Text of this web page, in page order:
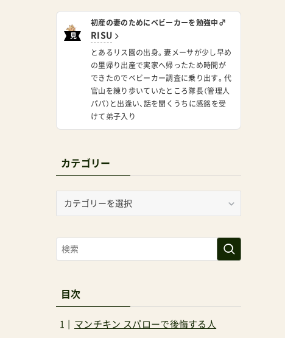
見
初産の妻のためにベビーカーを勉強中♂
RISU
とあるリス園の出身。妻メーサが少し早め
の里帰り出産で実家へ帰ったため時間が
できたのでベビーカー調査に乗り出す。代
官山を練り歩いていたところ隊長（管理人
パパ）と出逢い、話を聞くうちに感銘を受
けて弟子入り
カテゴリー
リ
ー
目次
マンチキン スパローで後悔する人